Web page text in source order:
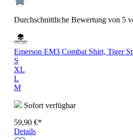
Durchschnittliche Bewertung von 5
Emerson EM3 Combat Shirt, Tiger
S
XL
L
M
Sofort verfügbar
59,90 €*
Details